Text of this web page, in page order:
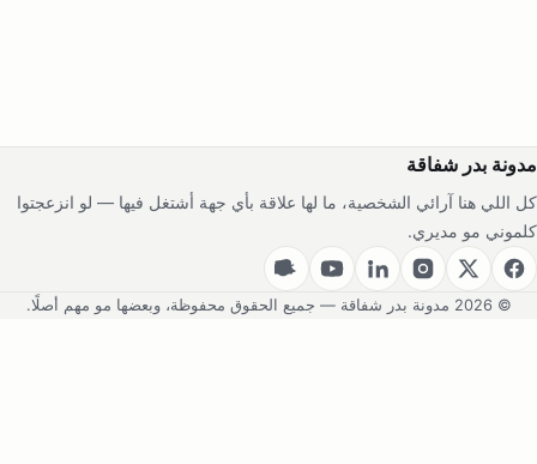
مدونة بدر شفاقة
كل اللي هنا آرائي الشخصية، ما لها علاقة بأي جهة أشتغل فيها — لو انزعجتوا
كلموني مو مديري.
© 2026 مدونة بدر شفاقة — جميع الحقوق محفوظة، وبعضها مو مهم أصلًا.